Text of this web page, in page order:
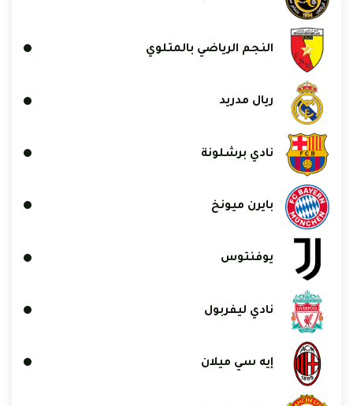
النجم الرياضي بالمتلوي
ريال مدريد
نادي برشلونة
بايرن ميونخ
يوفنتوس
نادي ليفربول
إيه سي ميلان